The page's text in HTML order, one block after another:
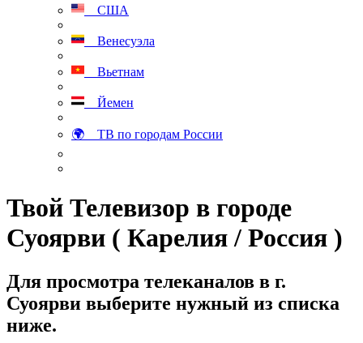
США
Венесуэла
Вьетнам
Йемен
🌍 ТВ по городам России
Твой Телевизор в городе
Суоярви ( Карелия / Россия )
Для просмотра телеканалов в г.
Суоярви выберите нужный из списка
ниже.